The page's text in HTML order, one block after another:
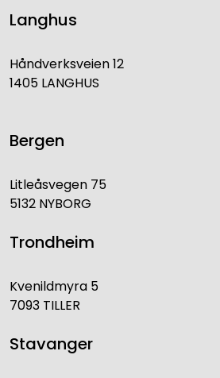
Langhus
Håndverksveien 12
1405 LANGHUS
Bergen
Litleåsvegen 75
5132 NYBORG
Trondheim
Kvenildmyra 5
7093 TILLER
Stavanger